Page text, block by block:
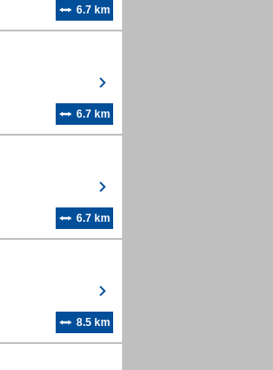
6.7 km
6.7 km
6.7 km
8.5 km